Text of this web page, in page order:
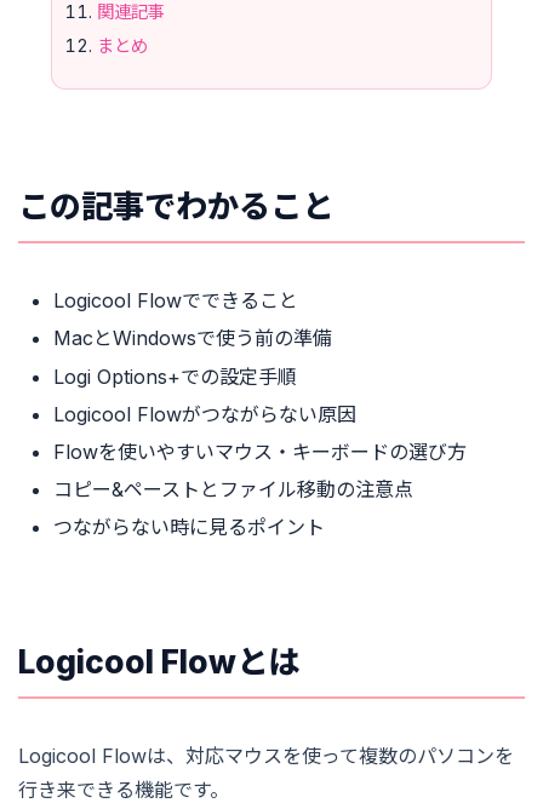
関連記事
まとめ
この記事でわかること
Logicool Flowでできること
MacとWindowsで使う前の準備
Logi Options+での設定手順
Logicool Flowがつながらない原因
Flowを使いやすいマウス・キーボードの選び方
コピー&ペーストとファイル移動の注意点
つながらない時に見るポイント
Logicool Flowとは
Logicool Flowは、対応マウスを使って複数のパソコンを
行き来できる機能です。